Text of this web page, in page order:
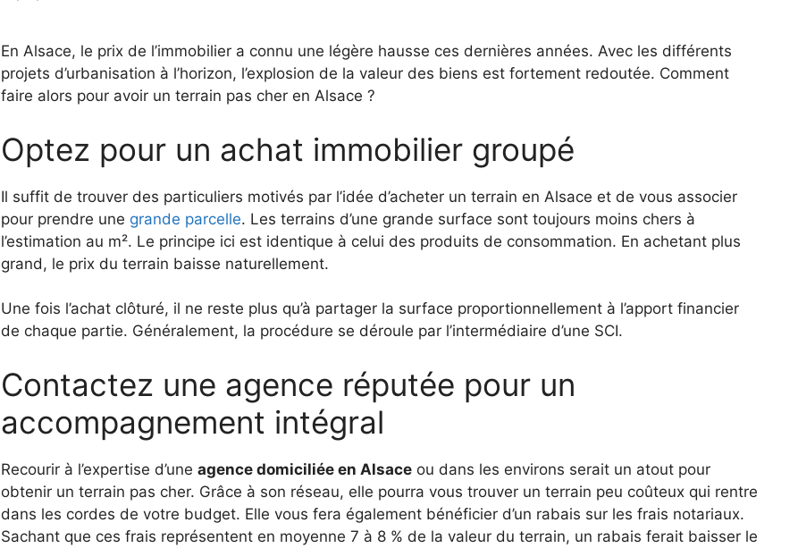
En Alsace, le prix de l’immobilier a connu une légère hausse ces dernières années. Avec les différents
projets d’urbanisation à l’horizon, l’explosion de la valeur des biens est fortement redoutée. Comment
faire alors pour avoir un terrain pas cher en Alsace ?
Optez pour un achat immobilier groupé
Il suffit de trouver des particuliers motivés par l’idée d’acheter un terrain en Alsace et de vous associer
pour prendre une grande parcelle. Les terrains d’une grande surface sont toujours moins chers à
l’estimation au m². Le principe ici est identique à celui des produits de consommation. En achetant plus
grand, le prix du terrain baisse naturellement.
Une fois l’achat clôturé, il ne reste plus qu’à partager la surface proportionnellement à l’apport financier
de chaque partie. Généralement, la procédure se déroule par l’intermédiaire d’une SCI.
Contactez une agence réputée pour un
accompagnement intégral
Recourir à l’expertise d’uneagence domiciliée en Alsace ou dans les environs serait un atout pour
obtenir un terrain pas cher. Grâce à son réseau, elle pourra vous trouver un terrain peu coûteux qui rentre
dans les cordes de votre budget. Elle vous fera également bénéficier d’un rabais sur les frais notariaux.
Sachant que ces frais représentent en moyenne 7 à 8 % de la valeur du terrain, un rabais ferait baisser le